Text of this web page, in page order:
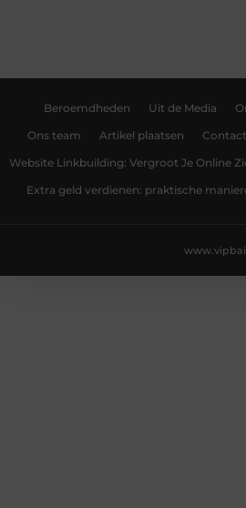
Beroemdheden Uit de Media
Ons team Artikel plaatsen Contact
Website Linkbuilding: Vergroot Je Online
Extra geld verdienen: praktische